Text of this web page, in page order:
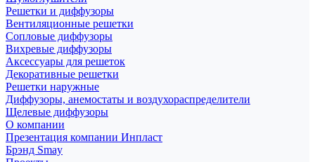
Решетки и диффузоры
Вентиляционные решетки
Сопловые диффузоры
Вихревые диффузоры
Аксессуары для решеток
Декоративные решетки
Решетки наружные
Диффузоры, анемостаты и воздухораспределители
Щелевые диффузоры
О компании
Презентация компании Инпласт
Брэнд Smay